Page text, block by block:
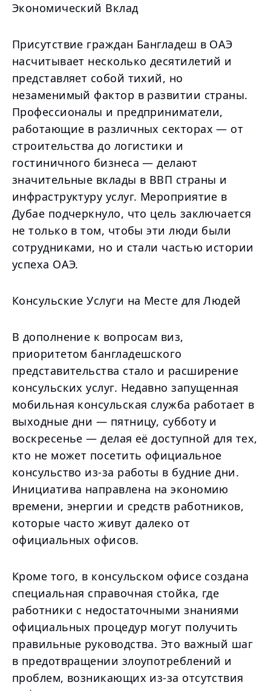
Экономический Вклад
Присутствие граждан Бангладеш в ОАЭ
насчитывает несколько десятилетий и
представляет собой тихий, но
незаменимый фактор в развитии страны.
Профессионалы и предприниматели,
работающие в различных секторах — от
строительства до логистики и
гостиничного бизнеса — делают
значительные вклады в ВВП страны и
инфраструктуру услуг. Мероприятие в
Дубае подчеркнуло, что цель заключается
не только в том, чтобы эти люди были
сотрудниками, но и стали частью истории
успеха ОАЭ.
Консульские Услуги на Месте для Людей
В дополнение к вопросам виз,
приоритетом бангладешского
представительства стало и расширение
консульских услуг. Недавно запущенная
мобильная консульская служба работает в
выходные дни — пятницу, субботу и
воскресенье — делая её доступной для тех,
кто не может посетить официальное
консульство из-за работы в будние дни.
Инициатива направлена на экономию
времени, энергии и средств работников,
которые часто живут далеко от
официальных офисов.
Кроме того, в консульском офисе создана
специальная справочная стойка, где
работники с недостаточными знаниями
официальных процедур могут получить
правильные руководства. Это важный шаг
в предотвращении злоупотреблений и
проблем, возникающих из-за отсутствия